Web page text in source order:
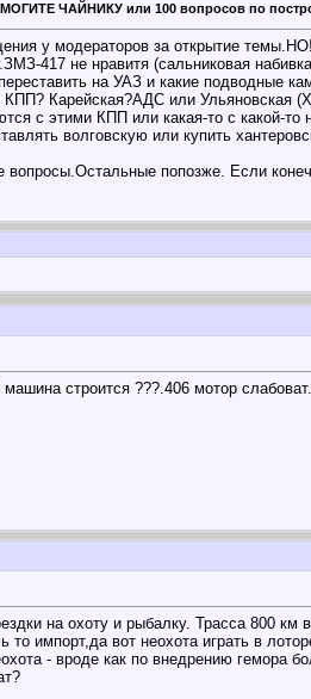
ЧАЙНИКУ или 100 вопросов по
у модераторов за открытие
417 не нравитя (сальниковая
на УАЗ и какие подводные
Карейская?АДС или Ульяновская
с этими КПП или какая-то с какой-то
волговскую или купить
вопросы.Остальные попозже. Если
строится ???.406 мотор
на охоту и рыбалку. Трасса 800
то импорт,да вот неохота играть в
- вроде как по внедрению гемора